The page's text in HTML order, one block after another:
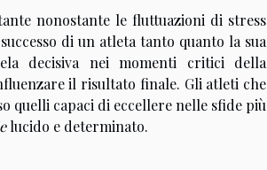
nonostante le fluttuazioni di stress
di un atleta tanto quanto la sua
decisiva nei momenti critici della
il risultato finale. Gli atleti che
quelli capaci di eccellere nelle sfide più
lucido e determinato.